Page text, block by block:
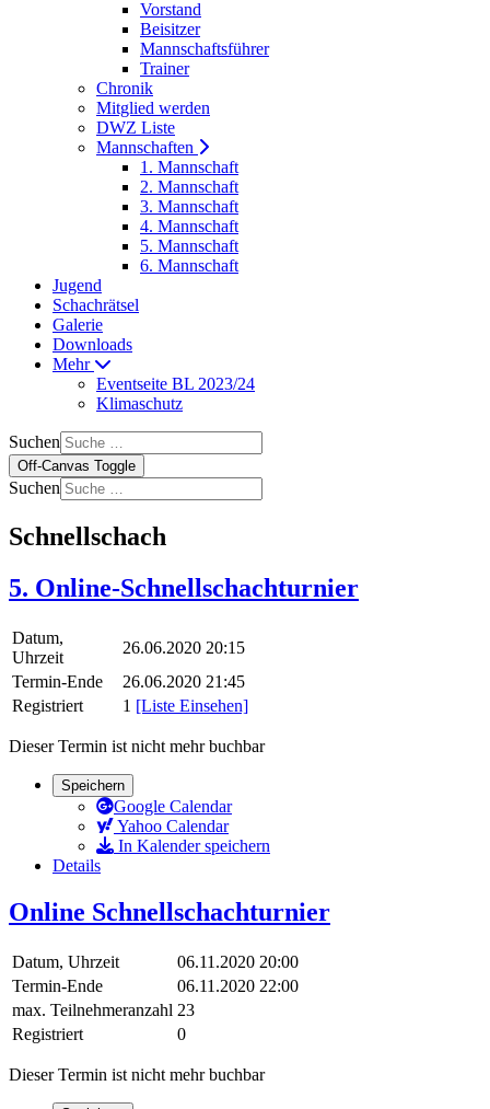
Vorstand
Beisitzer
Mannschaftsführer
Trainer
Chronik
Mitglied werden
DWZ Liste
Mannschaften
1. Mannschaft
2. Mannschaft
3. Mannschaft
4. Mannschaft
5. Mannschaft
6. Mannschaft
Jugend
Schachrätsel
Galerie
Downloads
Mehr
Eventseite BL 2023/24
Klimaschutz
Suchen
Off-Canvas Toggle
Suchen
Schnellschach
5. Online-Schnellschachturnier
Datum,
Uhrzeit
26.06.2020 20:15
Termin-Ende
26.06.2020 21:45
Registriert
1 [Liste Einsehen]
Dieser Termin ist nicht mehr buchbar
Speichern
Google Calendar
Yahoo Calendar
In Kalender speichern
Details
Online Schnellschachturnier
Datum, Uhrzeit
06.11.2020 20:00
Termin-Ende
06.11.2020 22:00
max. Teilnehmeranzahl 23
Registriert
0
Dieser Termin ist nicht mehr buchbar